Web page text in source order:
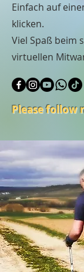
Einfach auf
klicken.
Viel Spaß beim
virtuellen
Please follow